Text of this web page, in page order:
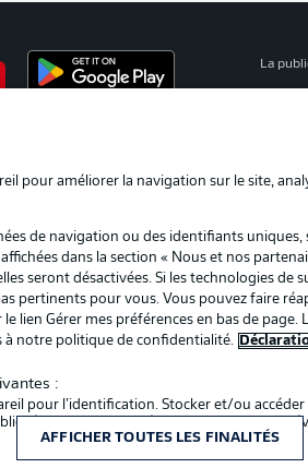
La
Choisissez votre langue
Français
pour améliorer la navigation sur le site,
de navigation ou des identifiants uniques,
dans la section « Nous et nos
seront désactivées. Si les technologies de
pertinents pour vous. Vous pouvez faire
Gérer mes préférences en bas de page.
à notre politique de confidentialité.
:
pour l’identification. Stocker et/ou accéder
et du contenu, études d’audience et
AFFICHER TOUTES LES FINALITÉS